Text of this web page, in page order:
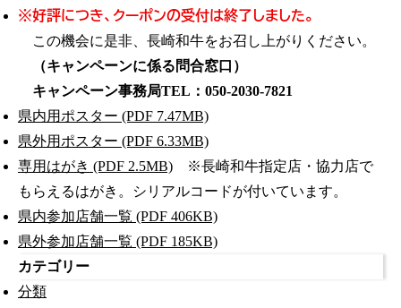
※好評につき、クーポンの受付は終了しました。
この機会に是非、長崎和牛をお召し上がりください。
（キャンペーンに係る問合窓口）
キャンペーン事務局TEL：050-2030-7821
県内用ポスター (PDF 7.47MB)
県外用ポスター (PDF 6.33MB)
専用はがき (PDF 2.5MB) ※長崎和牛指定店・協力店で
もらえるはがき。シリアルコードが付いています。
県内参加店舗一覧 (PDF 406KB)
県外参加店舗一覧 (PDF 185KB)
カテゴリー
分類